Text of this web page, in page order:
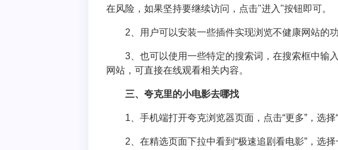
在风险，如果坚持要继续访问，点击"进入"按钮即可。
2、用户可以安装一些插件实现浏览不健康网站的功
3、也可以使用一些特定的搜索词，在搜索框中输
网站，可直接在线观看相关内容。
三、夸克里的小电影去哪找
1、手机端打开夸克浏览器页面，点击“更多”，选择“
2、在精选页面下拉中看到“极速追剧看电影”，选